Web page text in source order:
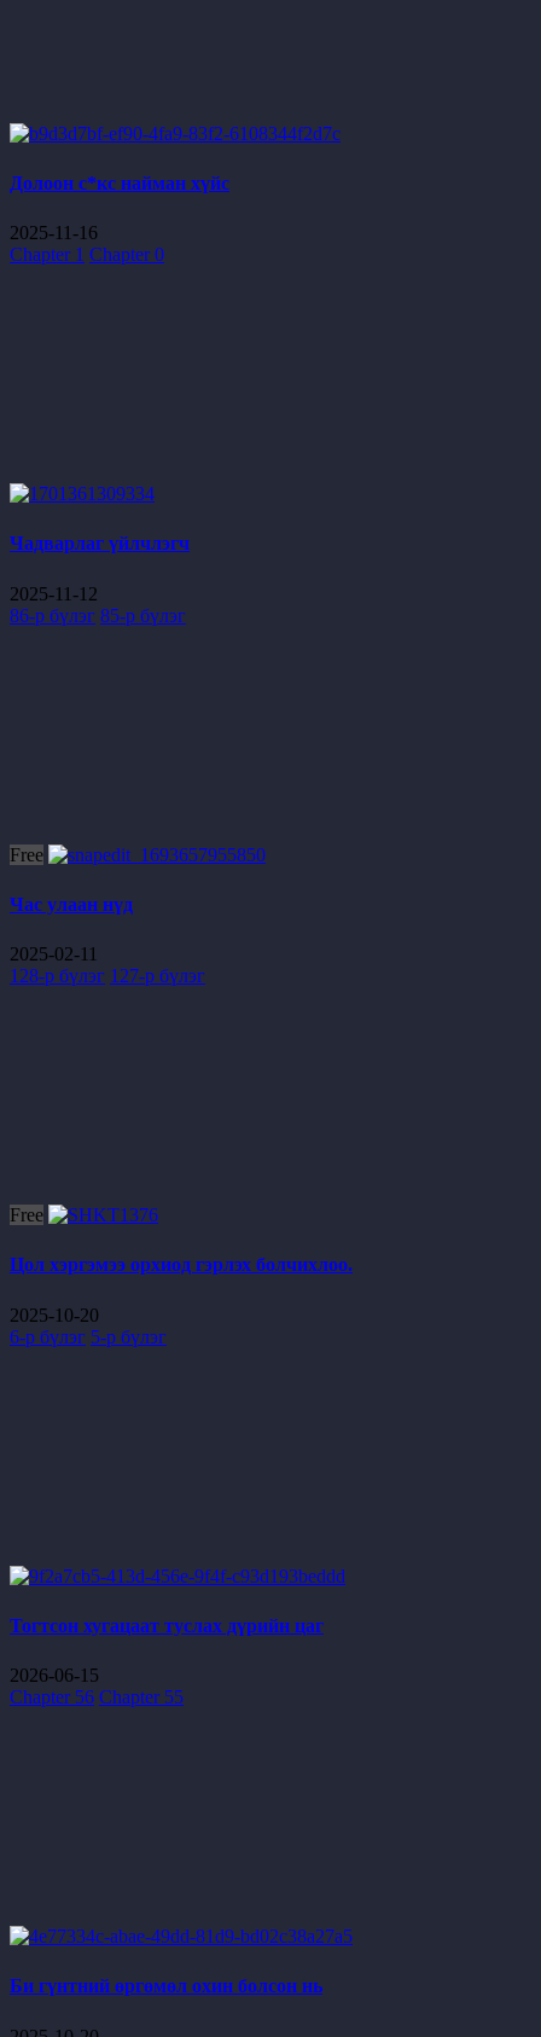
Долоон с*кс найман хүйс
2025-11-16
Chapter 1 Chapter 0
Чадварлаг үйлчлэгч
2025-11-12
86-р бүлэг 85-р бүлэг
Free
Час улаан нүд
2025-02-11
128-р бүлэг 127-р бүлэг
Free
Цол хэргэмээ орхиод гэрлэх болчихлоо.
2025-10-20
6-р бүлэг 5-р бүлэг
Тогтсон хугацаат туслах дүрийн цаг
2026-06-15
Chapter 56 Chapter 55
Би гүнтний өргөмөл охин болсон нь